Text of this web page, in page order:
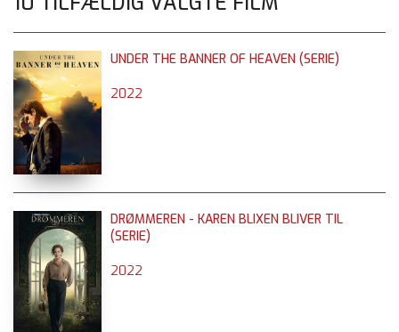
UNDER THE BANNER OF HEAVEN (SERIE)
2022
DRØMMEREN - KAREN BLIXEN BLIVER TIL
(SERIE)
2022